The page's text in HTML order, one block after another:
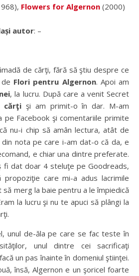
Flowers for Algernon (2000)
autor: –
de cărţi, fără să ştiu despre ce
Flori pentru Algernon. Apoi am
, la lucru. După care a venit Secret
cărţi şi am primit-o în dar. M-am
pe Facebook şi comentariile primite
nu-i chip să amân lectura, atât de
nota pe care i-am dat-o că da, e
e chiar una dintre preferate.
fi dat doar 4 steluţe pe Goodreads,
care mi-a adus lacrimile
merg la baie pentru a le împiedică
la lucru şi nu te apuci să plângi la
unul de-ăla pe care se fac teste în
unul dintre cei sacrificaţi
un pas înainte în domeniul ştiinţei.
însă, Algernon e un şoricel foarte